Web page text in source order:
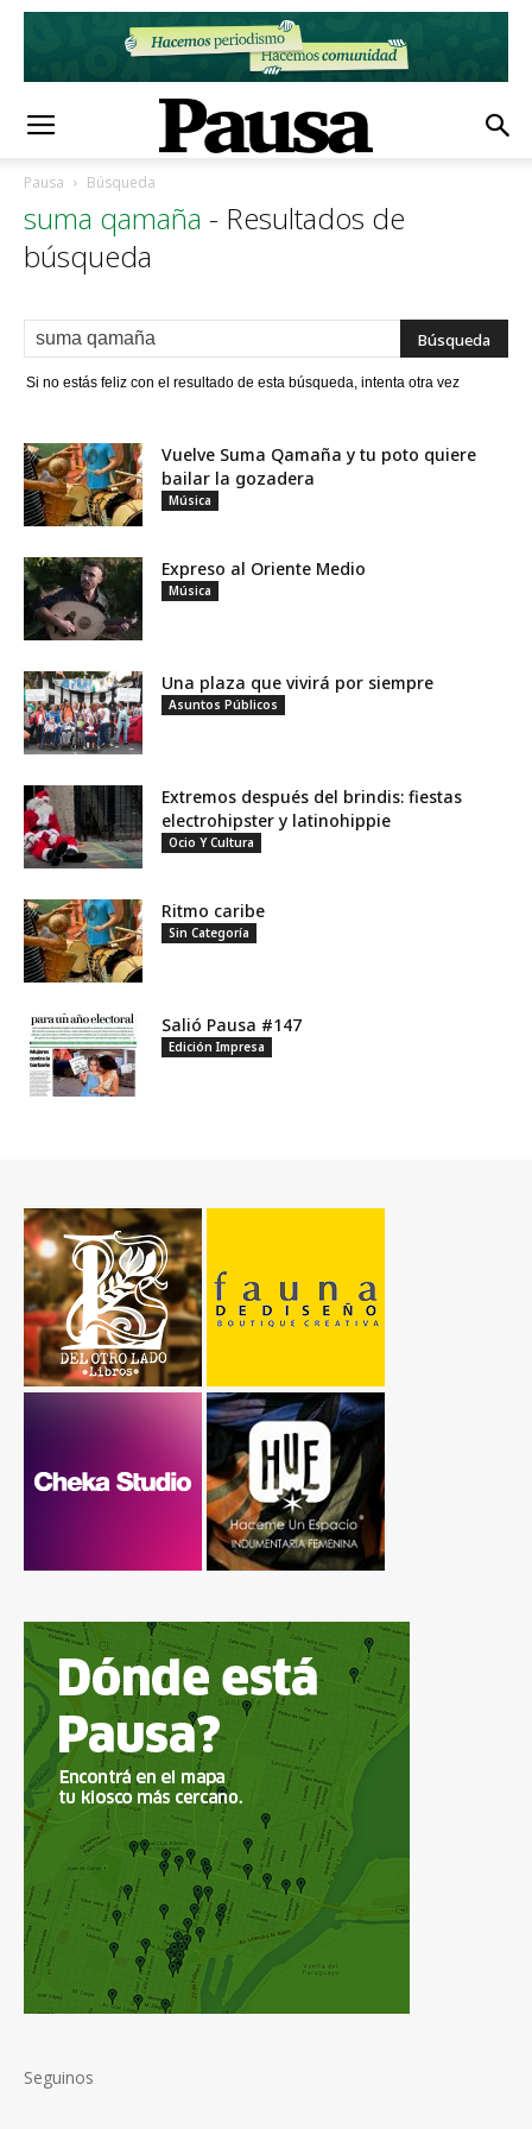
Pausa Búsqueda
suma qamaña - Resultados de
búsqueda
Si no estás feliz con el resultado de esta búsqueda, intenta otra vez
Vuelve Suma Qamaña y tu poto quiere
bailar la gozadera
Música
Expreso al Oriente Medio
Música
Una plaza que vivirá por siempre
Asuntos Públicos
Extremos después del brindis: fiestas
electrohipster y latinohippie
Ocio Y Cultura
Ritmo caribe
Sin Categoría
Salió Pausa #147
Edición Impresa
Seguinos